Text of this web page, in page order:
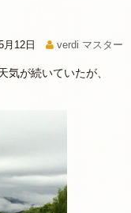
月12日 verdi マスター
気が続いていたが、